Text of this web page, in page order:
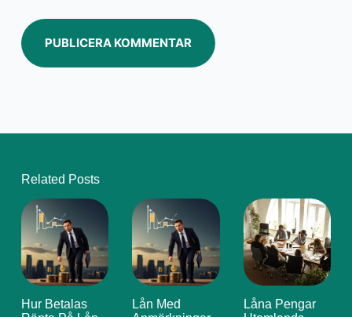
PUBLICERA KOMMENTAR
Related Posts
Hur Betalas
Lån Med
Låna Pengar